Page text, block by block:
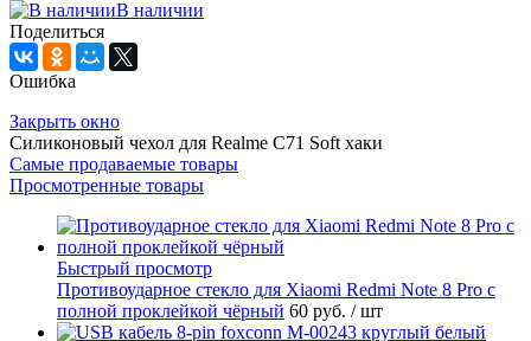
В наличии
Поделиться
Ошибка
Закрыть окно
Силиконовый чехол для Realme C71 Soft хаки
Самые продаваемые товары
Просмотренные товары
Быстрый просмотр
Противоударное стекло для Xiaomi Redmi Note 8 Pro с
полной проклейкой чёрный 60 руб. / шт